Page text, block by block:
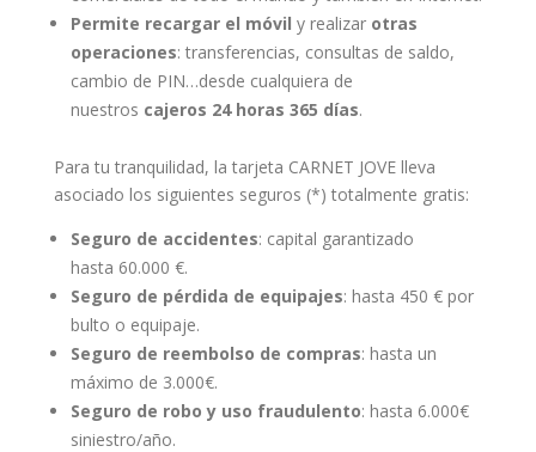
Permite recargar el móvil y realizar otras
operaciones: transferencias, consultas de saldo,
cambio de PIN…desde cualquiera de
nuestros cajeros 24 horas 365 días.
Para tu tranquilidad, la tarjeta CARNET JOVE lleva
asociado los siguientes seguros (*) totalmente gratis:
Seguro de accidentes: capital garantizado
hasta 60.000 €.
Seguro de pérdida de equipajes: hasta 450 € por
bulto o equipaje.
Seguro de reembolso de compras: hasta un
máximo de 3.000€.
Seguro de robo y uso fraudulento: hasta 6.000€
siniestro/año.